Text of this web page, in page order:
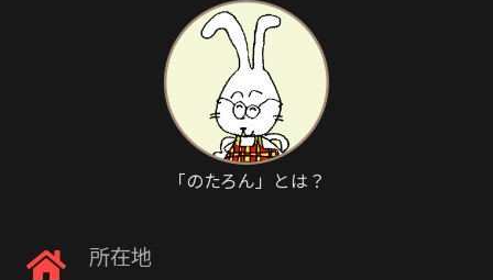
「のたろん」とは？
所在地